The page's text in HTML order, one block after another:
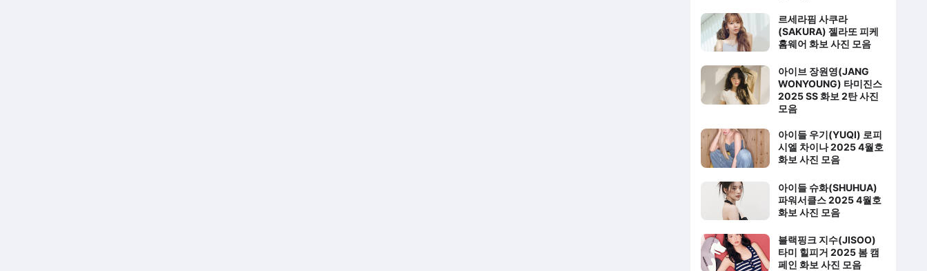
르세라핌 사쿠라
(SAKURA) 젤라또 피케
홈웨어 화보 사진 모음
아이브 장원영(JANG
WONYOUNG) 타미진스
2025 SS 화보 2탄 사진
모음
아이들 우기(YUQI) 로피
시엘 차이나 2025 4월호
화보 사진 모음
아이들 슈화(SHUHUA)
파워서클스 2025 4월호
화보 사진 모음
블랙핑크 지수(JISOO)
타미 힐피거 2025 봄 캠
페인 화보 사진 모음